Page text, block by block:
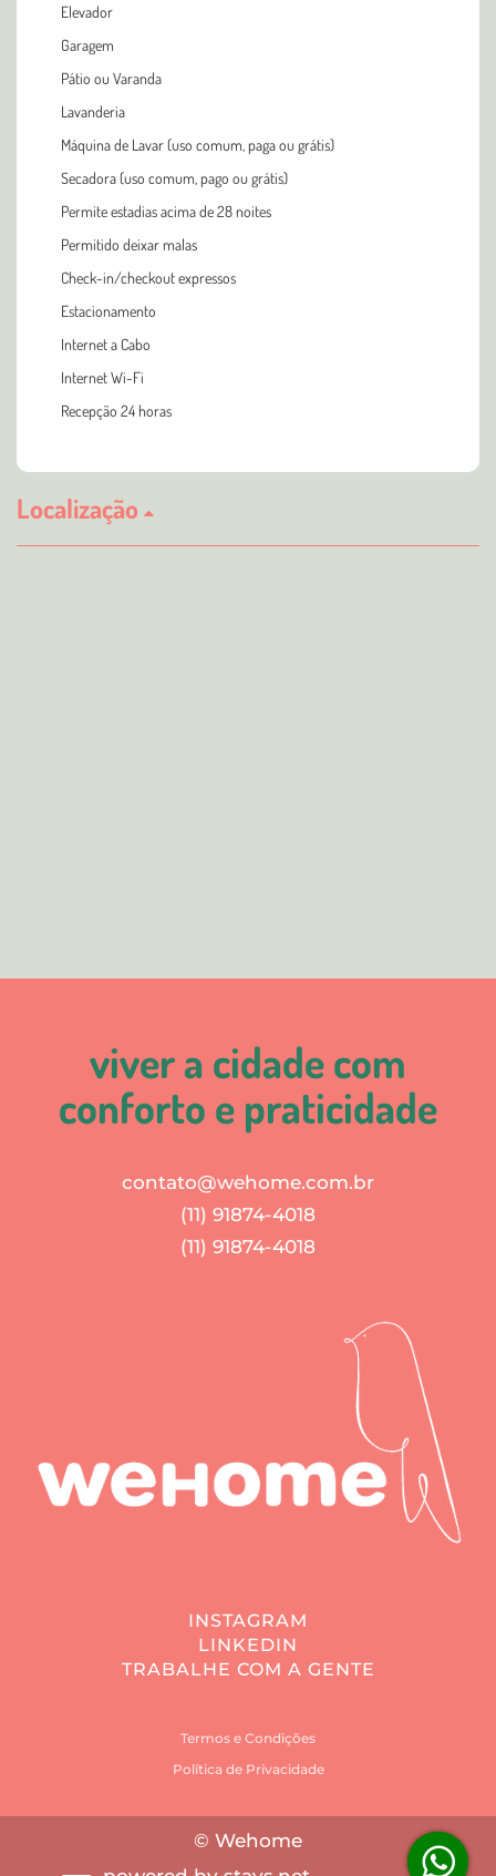
Elevador
Garagem
Pátio ou Varanda
Lavanderia
Máquina de Lavar (uso comum, paga ou grátis)
Secadora (uso comum, pago ou grátis)
Permite estadias acima de 28 noites
Permitido deixar malas
Check-in/checkout expressos
Estacionamento
Internet a Cabo
Internet Wi-Fi
Recepção 24 horas
Localização
viver a cidade com
conforto e praticidade
contato@wehome.com.br
(11) 91874-4018
(11) 91874-4018
Termos e Condições
Política de Privacidade
INSTAGRAM
LINKEDIN
TRABALHE COM A GENTE
© Wehome